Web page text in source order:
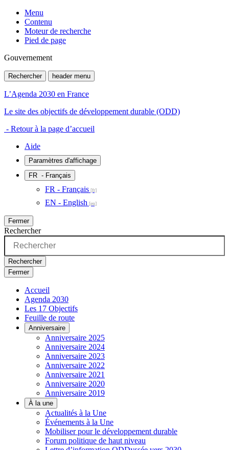
Menu
Contenu
Moteur de recherche
Pied de page
Gouvernement
Rechercher header menu
L’Agenda 2030 en France
Le site des objectifs de développement durable (ODD)
- Retour à la page d’accueil
Aide
Paramètres d'affichage
FR - Français
FR - Français
EN - English
Fermer
Rechercher
Rechercher
Fermer
Accueil
Agenda 2030
Les 17 Objectifs
Feuille de route
Anniversaire
Anniversaire 2025
Anniversaire 2024
Anniversaire 2023
Anniversaire 2022
Anniversaire 2021
Anniversaire 2020
Anniversaire 2019
À la une
Actualités à la Une
Événements à la Une
Mobiliser pour le développement durable
Forum politique de haut niveau